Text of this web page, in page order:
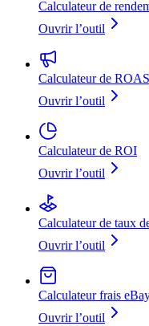
Calculateur de
Ouvrir l’outil
Calculateur de ROAS
Ouvrir l’outil
Calculateur de ROI
Ouvrir l’outil
Calculateur de taux
Ouvrir l’outil
Calculateur frais
Ouvrir l’outil